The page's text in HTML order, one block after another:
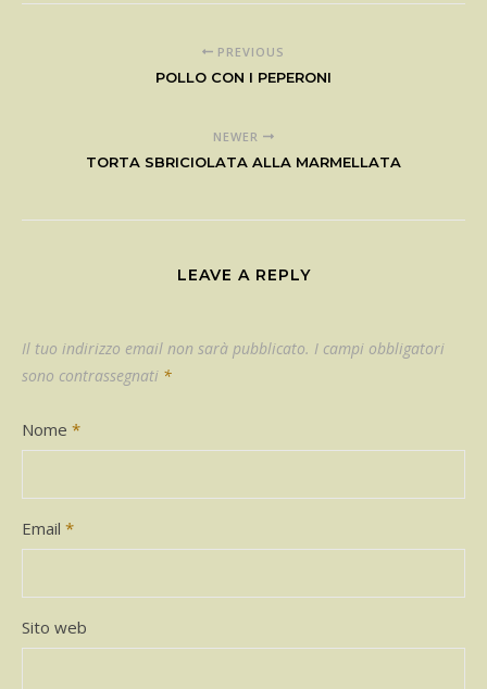
PREVIOUS
POLLO CON I PEPERONI
NEWER
TORTA SBRICIOLATA ALLA MARMELLATA
LEAVE A REPLY
Il tuo indirizzo email non sarà pubblicato. I campi obbligatori
sono contrassegnati *
Nome *
Email *
Sito web